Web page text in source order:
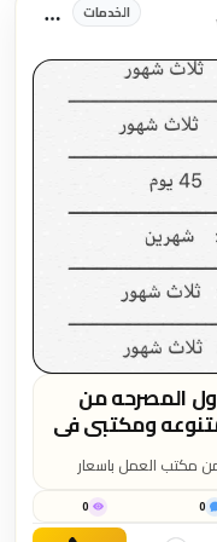
الخدمات
المصرحه من
ومكتبي في
في مكتب
المده ومنجزه
مكتب العمل باسعار
ومكتبي معتمد في
ومنجزه بحول الله
طلبه عن طريق الواتس
0
0